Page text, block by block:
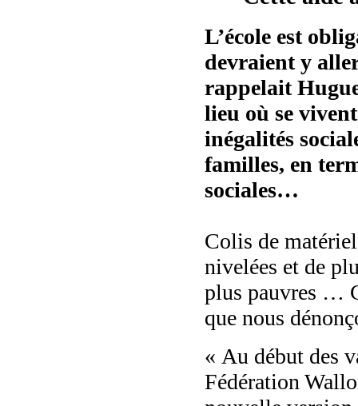
L’école est
devraient y
rappelait
lieu où se
inégalités
familles, en
sociales…
Colis de
nivelées et de
plus pauvres …
que nous
« Au début des
Fédération